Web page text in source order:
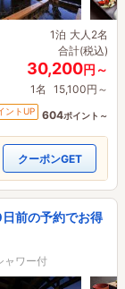
1泊 大人2名
合計(税込)
30,200円～
1名 15,100円～
ントUP 604ポイント～
クーポンGET
前の予約でお得
ャワー付